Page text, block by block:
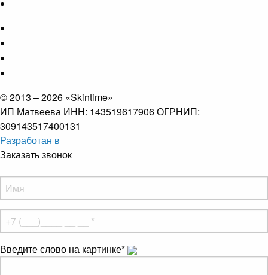
© 2013 – 2026 «Skintime»
ИП Матвеева ИНН: 143519617906 ОГРНИП:
309143517400131
Разработан в
Заказать звонок
Введите слово на картинке*